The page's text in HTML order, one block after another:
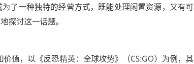
了一种独特的经营方式，既能处理闲置资源，又有可
探讨这一话题。
值，以《反恐精英：全球攻势》（CS:GO）为例，其